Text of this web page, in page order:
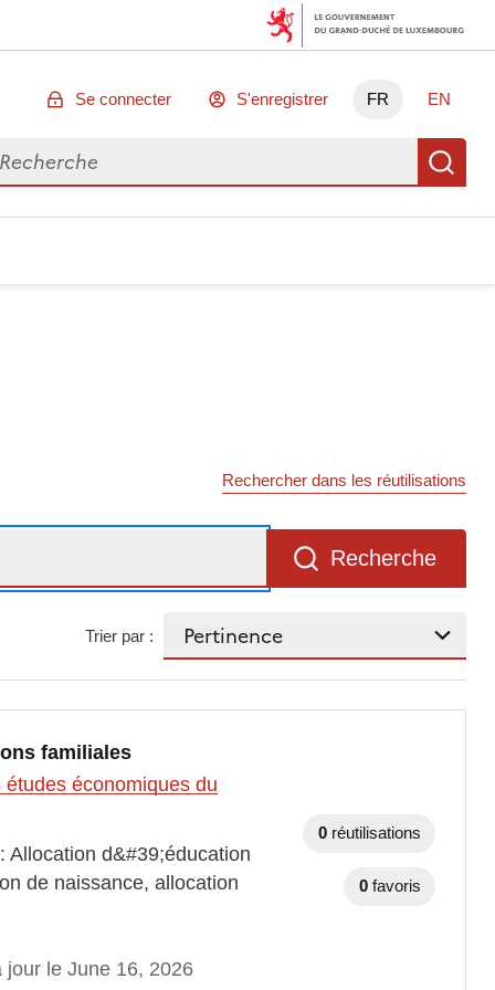
Se connecter S'enregistrer FR EN
des données
Rechercher dans les réutilisations
Recherche
Trier par :
familiales
économiques du
Allocation d&#39;éducation
de naissance, allocation
jour le June 16, 2026
0 réutilisations
0 favoris